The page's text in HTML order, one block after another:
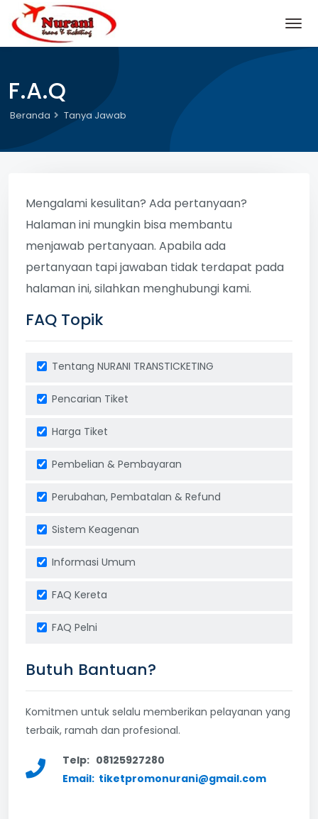
F.A.Q
Beranda Tanya Jawab
Mengalami kesulitan? Ada pertanyaan?
Halaman ini mungkin bisa membantu
menjawab pertanyaan. Apabila ada
pertanyaan tapi jawaban tidak terdapat pada
halaman ini, silahkan menghubungi kami.
FAQ Topik
Tentang NURANI TRANSTICKETING
Pencarian Tiket
Harga Tiket
Pembelian & Pembayaran
Perubahan, Pembatalan & Refund
Sistem Keagenan
Informasi Umum
FAQ Kereta
FAQ Pelni
Butuh Bantuan?
Komitmen untuk selalu memberikan pelayanan yang
terbaik, ramah dan profesional.
Telp: 08125927280
Email: tiketpromonurani@gmail.com